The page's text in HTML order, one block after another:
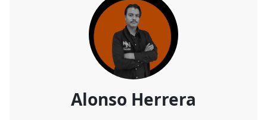
Alonso Herrera